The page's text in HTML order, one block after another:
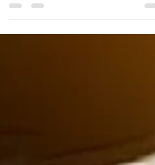
en sus complejos deportivos.